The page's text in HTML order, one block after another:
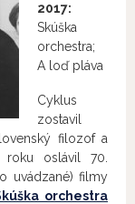
2017:
Skúška
orchestra;
A loď pláva
Cyklus
zostavil
filozof a
oslávil 70.
uvádzané) filmy
orchestra